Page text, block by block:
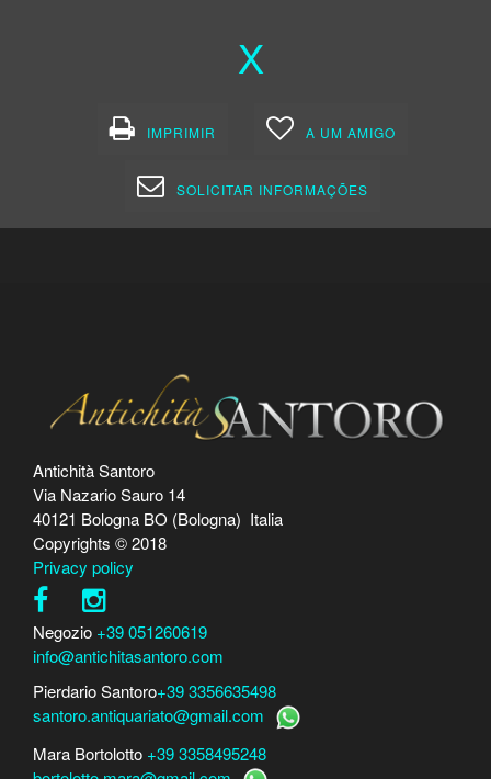
X
IMPRIMIR A UM AMIGO
SOLICITAR INFORMAÇÕES
Antichità Santoro
Via Nazario Sauro 14
40121 Bologna BO (Bologna) Italia
Copyrights © 2018
Privacy policy
Negozio +39 051260619
info@antichitasantoro.com
Pierdario Santoro+39 3356635498
santoro.antiquariato@gmail.com
Mara Bortolotto +39 3358495248